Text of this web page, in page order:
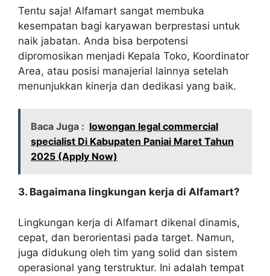
Tentu saja! Alfamart sangat membuka
kesempatan bagi karyawan berprestasi untuk
naik jabatan. Anda bisa berpotensi
dipromosikan menjadi Kepala Toko, Koordinator
Area, atau posisi manajerial lainnya setelah
menunjukkan kinerja dan dedikasi yang baik.
Baca Juga : lowongan legal commercial
specialist Di Kabupaten Paniai Maret Tahun
2025 (Apply Now)
3. Bagaimana lingkungan kerja di Alfamart?
Lingkungan kerja di Alfamart dikenal dinamis,
cepat, dan berorientasi pada target. Namun,
juga didukung oleh tim yang solid dan sistem
operasional yang terstruktur. Ini adalah tempat